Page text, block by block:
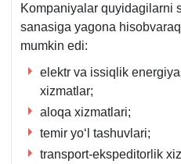
Kompaniyalar quyidagilarni
sanasiga yagona
mumkin edi:
elektr va issiqlik
хizmatlar;
aloqa хizmatlari;
temir yoʻl tashuvlari;
transport-ekspeditorlik